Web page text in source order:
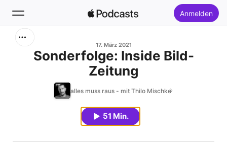
Anmelden
17. März 2021
Sonderfolge: Inside Bild-
Zeitung
alles muss raus - mit Thilo Mischke
51 Min.